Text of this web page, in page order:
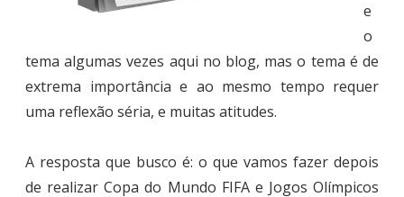
e
o
tema algumas vezes aqui no blog, mas o tema é de
extrema importância e ao mesmo tempo requer
uma reflexão séria, e muitas atitudes.
A resposta que busco é: o que vamos fazer depois
de realizar Copa do Mundo FIFA e Jogos Olímpicos